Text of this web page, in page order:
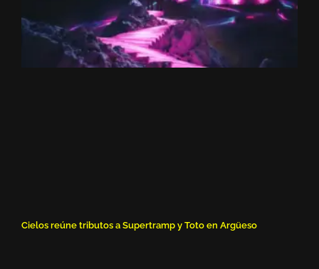
Cielos reúne tributos a Supertramp y Toto en Argüeso